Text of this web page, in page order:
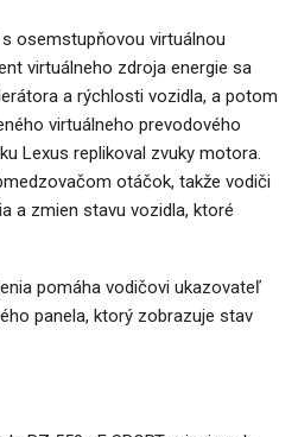
osemstupňovou virtuálnou
virtuálneho zdroja energie sa
a rýchlosti vozidla, a potom
virtuálneho prevodového
Lexus replikoval zvuky motora.
otáčok, takže vodiči
a zmien stavu vozidla, ktoré
pomáha vodičovi ukazovateľ
panela, ktorý zobrazuje stav